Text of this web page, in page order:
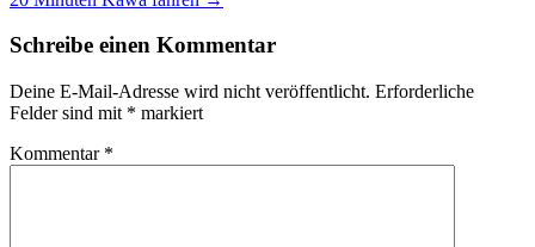
Schreibe einen Kommentar
Deine E-Mail-Adresse wird nicht veröffentlicht. Erforderliche
Felder sind mit * markiert
Kommentar *